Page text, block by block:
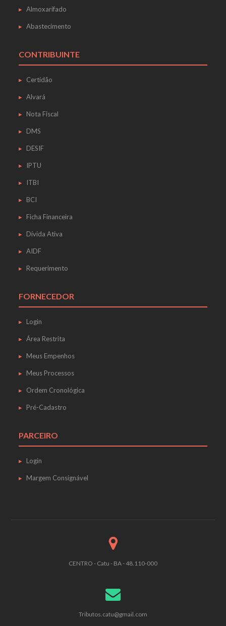
Almoxarifado
Abastecimento
CONTRIBUINTE
Certidão
Alvará
Nota Fiscal
DMS
DESIF
IPTU
ITBI
BCI
Ficha Financeira
Dívida Ativa
AIDF
Requerimento
FORNECEDOR
Login
Área Restrita
Meus Empenhos
Meus Processos
Ordem Cronológica
Pré-Cadastro
PARCEIRO
Login
Margem Consignável
CENTRO - Catu - BA - 48.110-000
Tributos.catu@gmail.com